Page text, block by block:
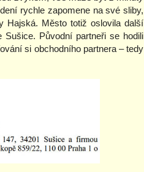
rychle zapomene na své sliby,
Hajská. Město totiž oslovila další
Původní partneři se hodili
si obchodního partnera – tedy